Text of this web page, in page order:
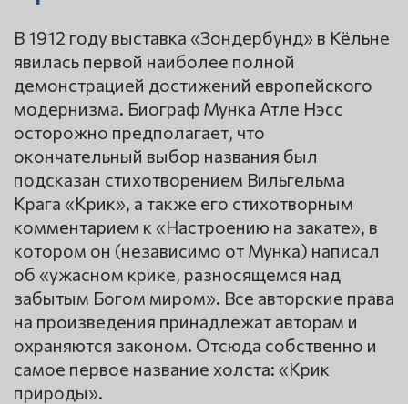
В 1912 году выставка «Зондербунд» в Кёльне
явилась первой наиболее полной
демонстрацией достижений европейского
модернизма. Биограф Мунка Атле Нэсс
осторожно предполагает, что
окончательный выбор названия был
подсказан стихотворением Вильгельма
Крага «Крик», а также его стихотворным
комментарием к «Настроению на закате», в
котором он (независимо от Мунка) написал
об «ужасном крике, разносящемся над
забытым Богом миром». Все авторские права
на произведения принадлежат авторам и
охраняются законом. Отсюда собственно и
самое первое название холста: «Крик
природы».